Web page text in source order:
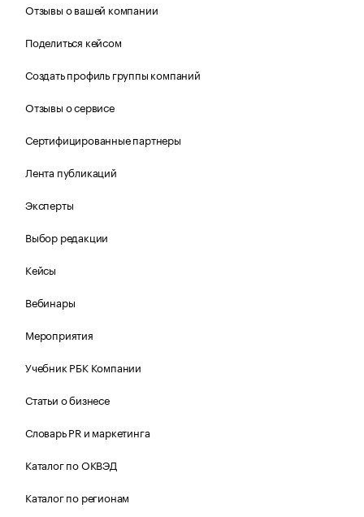
Отзывы о вашей компании
Поделиться кейсом
Создать профиль группы компаний
Отзывы о сервисе
Сертифицированные партнеры
Лента публикаций
Эксперты
Выбор редакции
Кейсы
Вебинары
Мероприятия
Учебник РБК Компании
Статьи о бизнесе
Словарь PR и маркетинга
Каталог по ОКВЭД
Каталог по регионам